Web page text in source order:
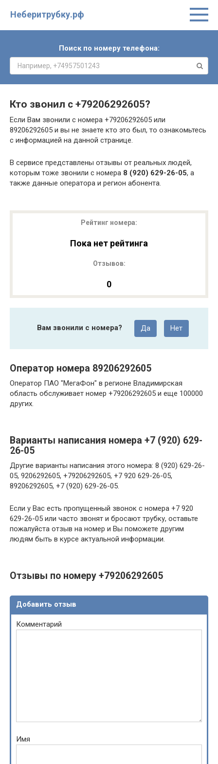
Неберитрубку.рф
Поиск по номеру телефона:
Кто звонил с +79206292605?
Если Вам звонили с номера +79206292605 или
89206292605 и вы не знаете кто это был, то ознакомьтесь
с информацией на данной странице.
В сервисе представлены отзывы от реальных людей,
которым тоже звонили с номера 8 (920) 629-26-05, а
также данные оператора и регион абонента.
Рейтинг номера:
Пока нет рейтинга
Отзывов:
0
Вам звонили с номера? Да Нет
Оператор номера 89206292605
Оператор ПАО "МегаФон" в регионе Владимирская
область обслуживает номер +79206292605 и еще 100000
других.
Варианты написания номера +7 (920) 629-
26-05
Другие варианты написания этого номера: 8 (920) 629-26-
05, 9206292605, +79206292605, +7 920 629-26-05,
89206292605, +7 (920) 629-26-05.
Если у Вас есть пропущенный звонок с номера +7 920
629-26-05 или часто звонят и бросают трубку, оставьте
пожалуйста отзыв на номер и Вы поможете другим
людям быть в курсе актуальной информации.
Отзывы по номеру +79206292605
Добавить отзыв
Комментарий
Имя